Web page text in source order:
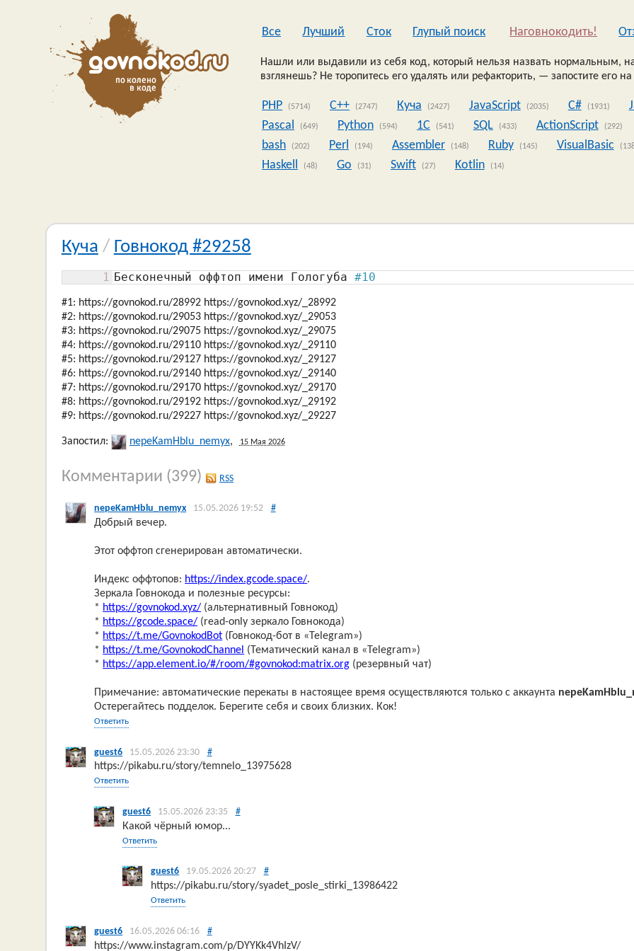
Все Лучший Сток Глупый поиск Наговнокодить!
Нашли или выдавили из себя код, который нельзя назвать нормальным,
взглянешь? Не торопитесь его удалять или рефакторить, — запостите его
PHP (5714) C++ (2747) Куча (2427) JavaScript (2035) C# (1931)
Pascal
(649) Python (594) 1C (541) SQL (433) ActionScript (292)
bash (202) Perl (194) Assembler (148) Ruby (145) VisualBasic
Haskell (48) Go (31) Swift (27) Kotlin (14)
Куча / Говнокод #29258
1 Бесконечный оффтоп имени Гологуба #10
#1: https://govnokod.ru/28992 https://govnokod.xyz/_28992
#2: https://govnokod.ru/29053 https://govnokod.xyz/_29053
#3: https://govnokod.ru/29075 https://govnokod.xyz/_29075
#4: https://govnokod.ru/29110 https://govnokod.xyz/_29110
#5: https://govnokod.ru/29127 https://govnokod.xyz/_29127
#6: https://govnokod.ru/29140 https://govnokod.xyz/_29140
#7: https://govnokod.ru/29170 https://govnokod.xyz/_29170
#8: https://govnokod.ru/29192 https://govnokod.xyz/_29192
#9: https://govnokod.ru/29227 https://govnokod.xyz/_29227
Запостил: nepeKamHblu_nemyx, 15 Мая 2026
Комментарии (399) RSS
nepeKamHblu_nemyx 15.05.2026 19:52 #
Добрый вечер.
Этот оффтоп сгенерирован автоматически.
Индекс оффтопов: https://index.gcode.space/.
Зеркала Говнокода и полезные ресурсы:
* https://govnokod.xyz/ (альтернативный Говнокод)
* https://gcode.space/ (read-only зеркало Говнокода)
* https://t.me/GovnokodBot (Говнокод-бот в «Telegram»)
* https://t.me/GovnokodChannel (Тематический канал в «Telegram»)
* https://app.element.io/#/room/#govnokod:matrix.org (резервный чат)
Примечание: автоматические перекаты в настоящее время осуществляются только с аккаунта
Остерегайтесь подделок. Берегите себя и своих близких. Кок!
Ответить
guest6 15.05.2026 23:30 #
https://pikabu.ru/story/temnelo_13975628
Ответить
guest6 15.05.2026 23:35 #
Какой чёрный юмор...
Ответить
guest6 19.05.2026 20:27 #
https://pikabu.ru/story/syadet_posle_stirki_13986422
Ответить
guest6 16.05.2026 06:16 #
https://www.instagram.com/p/DYYKk4VhIzV/